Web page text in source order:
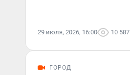
29 июля, 2026, 16:00 10 587
ГОРОД